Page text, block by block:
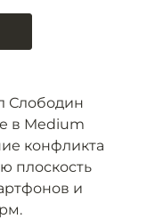
Слободин
в Medium
конфликта
плоскость
и